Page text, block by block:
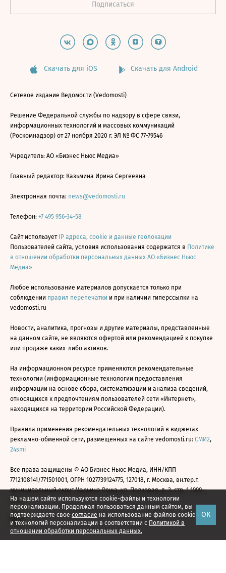
На нашем сайте используются cookie-файлы и технологии
персонализации. Продолжая пользоваться данным сайтом, вы
подтверждаете свое согласие на использование файлов cookie
и технологий персонализации в соответствии с Политикой в
отношении обработки персональных данных.
ОК
Скачать для iOS Скачать для Android
Сетевое издание Ведомости (Vedomosti)
Решение Федеральной службы по надзору в сфере связи,
информационных технологий и массовых коммуникаций
(Роскомнадзор) от 27 ноября 2020 г. ЭЛ № ФС 77-79546
Учредитель: АО «Бизнес Ньюс Медиа»
Главный редактор: Казьмина Ирина Сергеевна
Электронная почта: news@vedomosti.ru
Телефон: +7 495 956-34-58
Сайт использует IP адреса, cookie и данные геолокации
Пользователей сайта, условия использования содержатся в Политике
в отношении обработки персональных данных АО «Бизнес Ньюс
Медиа»
Любое использование материалов допускается только при
соблюдении правил перепечатки и при наличии гиперссылки на
vedomosti.ru
Новости, аналитика, прогнозы и другие материалы, представленные
на данном сайте, не являются офертой или рекомендацией к покупке
или продаже каких-либо активов.
На информационном ресурсе применяются рекомендательные
технологии (информационные технологии предоставления
информации на основе сбора, систематизации и анализа сведений,
относящихся к предпочтениям пользователей сети «Интернет»,
находящихся на территории Российской Федерации).
Правила применения рекомендательных технологий в виджетах
рекламно-обменной сети, размещенных на сайте vedomosti.ru: СМИ2,
24smi
Все права защищены © АО Бизнес Ньюс Медиа, ИНН/КПП
7712108141/771501001, ОГРН 1027739124775, 127018, г. Москва, вн.тер.г.
муниципальный округ Марьина Роща, ул. Полковая, д. 3, стр. 1 1999—
2026